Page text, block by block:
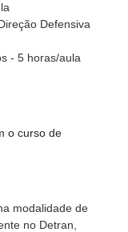
Defensiva
- 5 horas/aula
o curso de
modalidade de
no Detran,